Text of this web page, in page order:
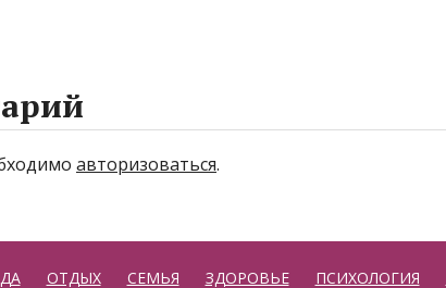
авторизоваться.
ОТДЫХ СЕМЬЯ ЗДОРОВЬЕ ПСИХОЛОГИЯ